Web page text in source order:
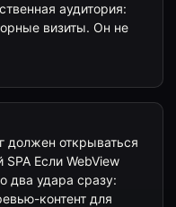
аудитория:
визиты. Он не
должен открываться
Если WebView
два удара сразу:
контент для